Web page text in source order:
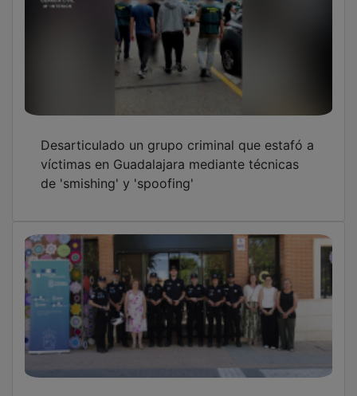
La Policía Local de Alovera refuerza su
plantilla con la incorporación de cinco
Los bomberos de Guadalajara informan de la
intensificación de los rescates en carreteras